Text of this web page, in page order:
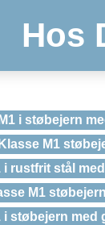
Hos
i støbejern
M1
i rustfrit stål
M1
i støbejern med